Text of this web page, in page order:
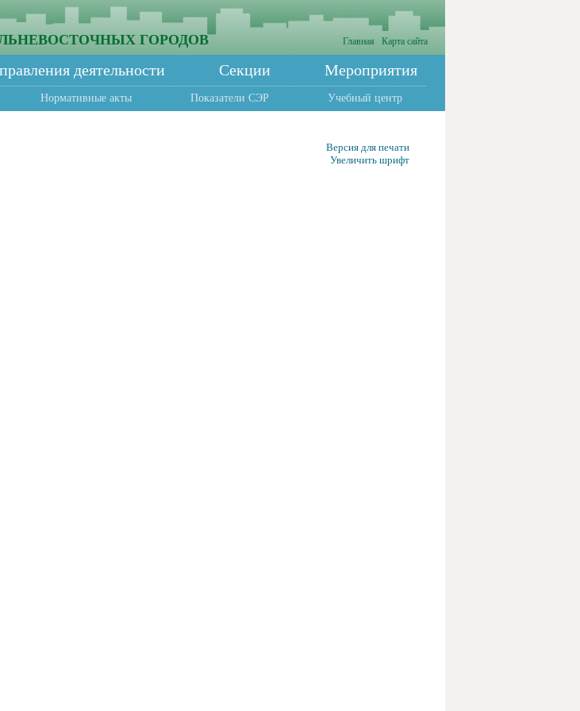
ГОРОДОВ Главная Карта сайта
деятельности Секции Мероприятия
Нормативные акты Показатели СЭР Учебный центр
Версия для печати
Увеличить шрифт